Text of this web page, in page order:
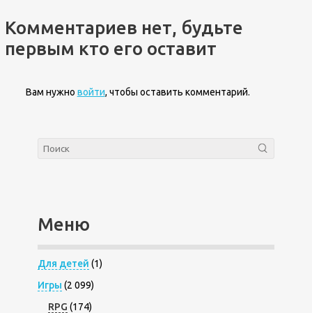
Комментариев нет, будьте
первым кто его оставит
Вам нужно войти, чтобы оставить комментарий.
Меню
Для детей (1)
Игры (2 099)
RPG (174)